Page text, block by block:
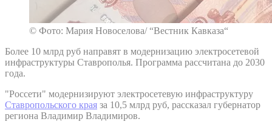
© Фото: Мария Новоселова/ “Вестник Кавказа“
Более 10 млрд руб направят в модернизацию электросетевой
инфраструктуры Ставрополья. Программа рассчитана до 2030
года.
"Россети" модернизируют электросетевую инфраструктуру
Ставропольского края за 10,5 млрд руб, рассказал губернатор
региона Владимир Владимиров.